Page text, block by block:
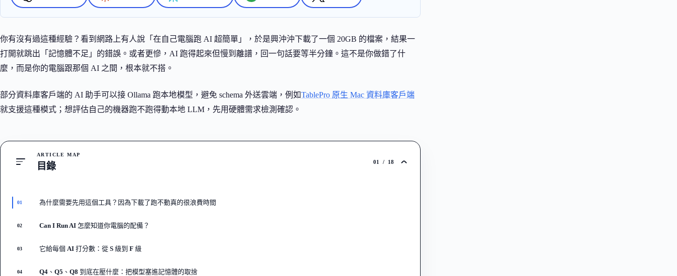
你有沒有過這種經驗？看到網路上有人說「在自己電腦跑 AI 超簡單」，於是興沖沖下載了一個 20GB 的檔案，結果一
打開就跳出「記憶體不足」的錯誤。或者更慘，AI 跑得起來但慢到離譜，回一句話要等半分鐘。這不是你做錯了什
麼，而是你的電腦跟那個 AI 之間，根本就不搭。
部分資料庫客戶端的 AI 助手可以接 Ollama 跑本地模型，避免 schema 外送雲端，例如TablePro 原生 Mac 資料庫客戶端
就支援這種模式；想評估自己的機器跑不跑得動本地 LLM，先用硬體需求檢測確認。
ARTICLE MAP
目錄 01 / 18
01 為什麼需要先用這個工具？因為下載了跑不動真的很浪費時間
02 Can I Run AI 怎麼知道你電腦的配備？
03 它給每個 AI 打分數：從 S 級到 F 級
04 Q4、Q5、Q8 到底在壓什麼：把模型塞進記憶體的取捨